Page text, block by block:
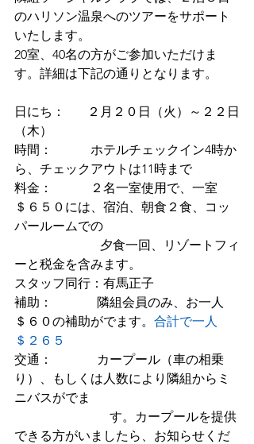
のハリソン温泉へのツアーをサポート
いたします。
20室、40名の方がご参加いただけま
す。詳細は下記の通りとなります。
日にち：　   ２月２０日（火）～２２日
（木）
時間：　        ホテルチェックイン4時か
ら、チェックアウトは11時まで
料金：　        ２名一室使用で、一室
＄６５０には、 宿泊、朝食２食、コッ
パールームでの
夕食一回、リゾートフィ
ーと税金を含みます。
スタッフ同行：有馬正子
補助：　          隣組会員のみ、お一人
＄６０の補助がでます。 合計で一人
＄２６５
交通：　          カープール（車の相乗
り）、もしくは人数により隣組からミ
ニバスがでま
できる方がいましたら、お知らせくだ